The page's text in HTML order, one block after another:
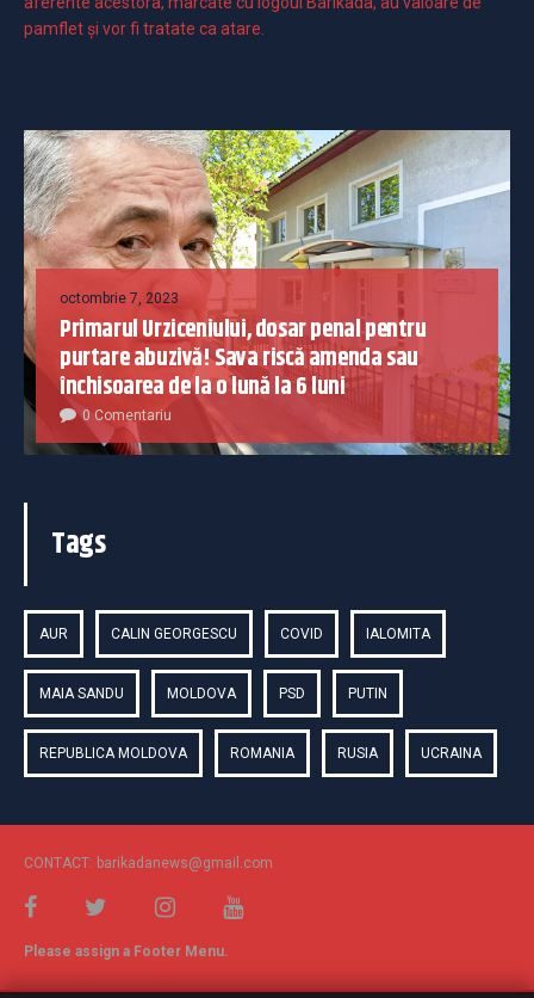
pamflet și vor fi tratate ca atare.
octombrie 7, 2023
Primarul Urziceniului, dosar penal pentru
purtare abuzivă! Sava riscă amenda sau
închisoarea de la o lună la 6 luni
0 Comentariu
Tags
AUR CALIN GEORGESCU COVID IALOMITA
MAIA SANDU MOLDOVA PSD PUTIN
REPUBLICA MOLDOVA ROMANIA RUSIA UCRAINA
CONTACT: barikadanews@gmail.com
Please assign a Footer Menu.